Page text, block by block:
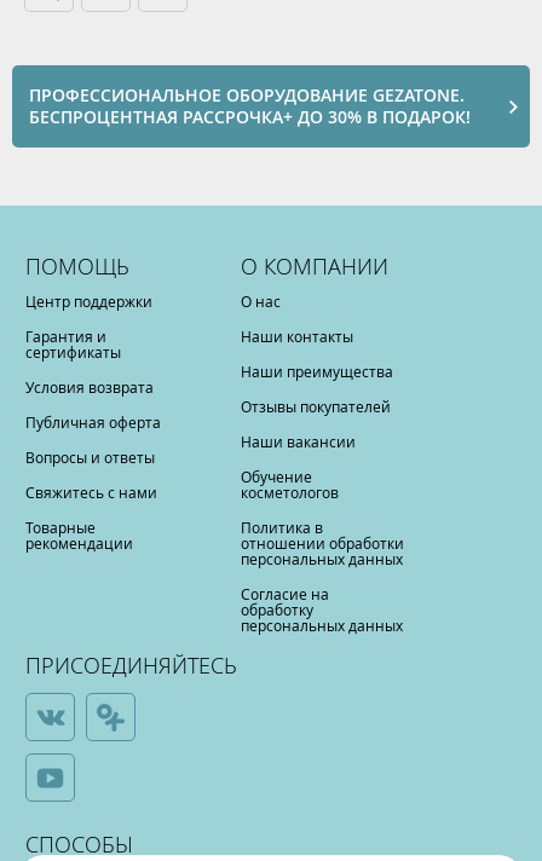
ПРОФЕССИОНАЛЬНОЕ ОБОРУДОВАНИЕ GEZATONE.
БЕСПРОЦЕНТНАЯ РАССРОЧКА+ ДО 30% В ПОДАРОК!
ПОМОЩЬ
Центр поддержки
Гарантия и
сертификаты
Условия возврата
Публичная оферта
Вопросы и ответы
Свяжитесь с нами
Товарные
рекомендации
О КОМПАНИИ
О нас
Наши контакты
Наши преимущества
Отзывы покупателей
Наши вакансии
Обучение
косметологов
Политика в
отношении обработки
персональных данных
Согласие на
обработку
персональных данных
ПРИСОЕДИНЯЙТЕСЬ
СПОСОБЫ